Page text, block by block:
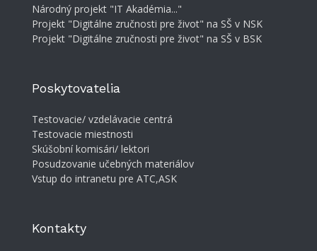
Národný projekt "IT Akadémia..."
Projekt "Digitálne zručnosti pre život" na SŠ v NSK
Projekt "Digitálne zručnosti pre život" na SŠ v BSK
Poskytovatelia
Testovacie/ vzdelávacie centrá
Testovacie miestnosti
Skúšobní komisári/ lektori
Posudzovanie učebných materiálov
Vstup do intranetu pre ATC,ASK
Kontakty